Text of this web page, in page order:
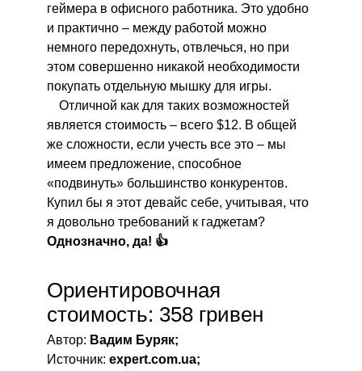
геймера в офисного работника. Это удобно
и практично – между работой можно
немного передохнуть, отвлечься, но при
этом совершенно никакой необходимости
покупать отдельную мышку для игры.
Отличной как для таких возможностей
является стоимость – всего $12. В общей
же сложности, если учесть все это – мы
имеем предложение, способное
«подвинуть» большинство конкурентов.
Купил бы я этот девайс себе, учитывая, что
я довольно требований к гаджетам?
Однозначно, да! 👍
Ориентировочная
стоимость: 358 гривен
Автор: Вадим Буряк;
Источник: expert.com.ua;